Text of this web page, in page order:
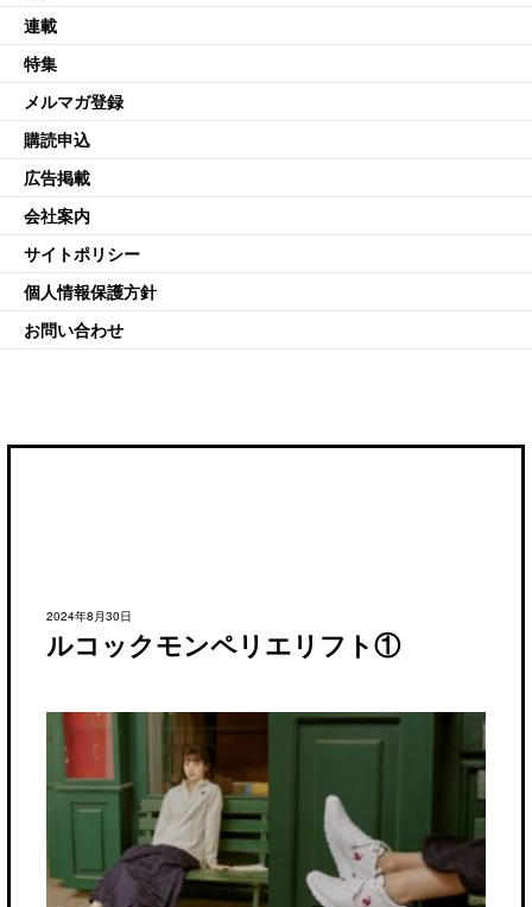
連載
特集
メルマガ登録
購読申込
広告掲載
会社案内
サイトポリシー
個人情報保護方針
お問い合わせ
2024年8月30日
ルコックモンペリエリフト①